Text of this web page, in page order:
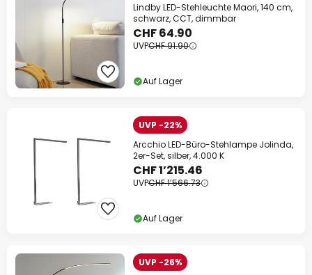
Lindby LED-Stehleuchte Maori, 140 cm,
schwarz, CCT, dimmbar
CHF 64.90
UVPCHF 91.90
Auf Lager
UVP -22%
Arcchio LED-Büro-Stehlampe Jolinda,
2er-Set, silber, 4.000 K
CHF 1’215.46
UVPCHF 1’566.73
Auf Lager
UVP -26%